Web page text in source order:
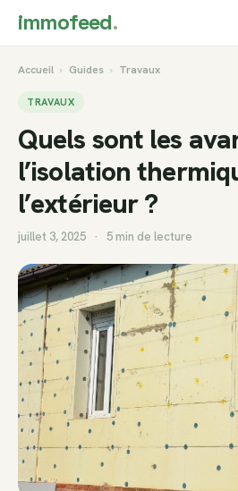
immofeed.
Accueil › Guides › Travaux
TRAVAUX
Quels sont les
l’isolation
l’extérieur ?
juillet 3, 2025 · 5 min de lecture